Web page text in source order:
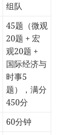
组队
45题（微观
20题 + 宏
观20题 +
国际经济与
时事5
题），满分
450分
60分钟